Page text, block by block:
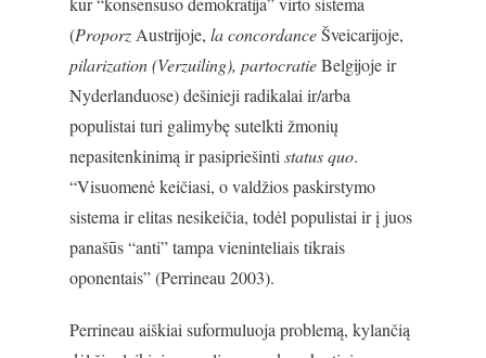
(Proporz Austrijoje, la concordanceŠveicarijoje,
pilarization (Verzuiling), partocratieBelgijoje ir
Nyderlanduose) dešinieji radikalai ir/arba
populistai turi galimybę sutelkti žmonių
nepasitenkinimą ir pasipriešinti status quo.
“Visuomenė keičiasi, o valdžios paskirstymo
sistema ir elitas nesikeičia, todėl populistai ir į juos
panašūs “anti” tampa vieninteliais tikrais
oponentais” (Perrineau 2003).
Perrineau aiškiai suformuluoja problemą, kylančią